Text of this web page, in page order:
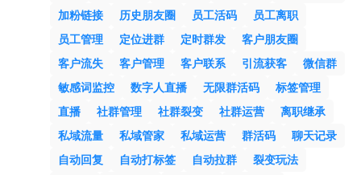
加粉链接
历史朋友圈 员工活码
员工离职
员工管理
定位进群 定时群发
客户朋友圈
客户流失
客户管理 客户联系 引流获客
微信群
敏感词监控
数字人直播 无限群活码
标签管理
直播
社群管理 社群裂变 社群运营
离职继承
私域流量
私域管家 私域运营 群活码
聊天记录
自动回复
自动打标签 自动拉群
裂变玩法